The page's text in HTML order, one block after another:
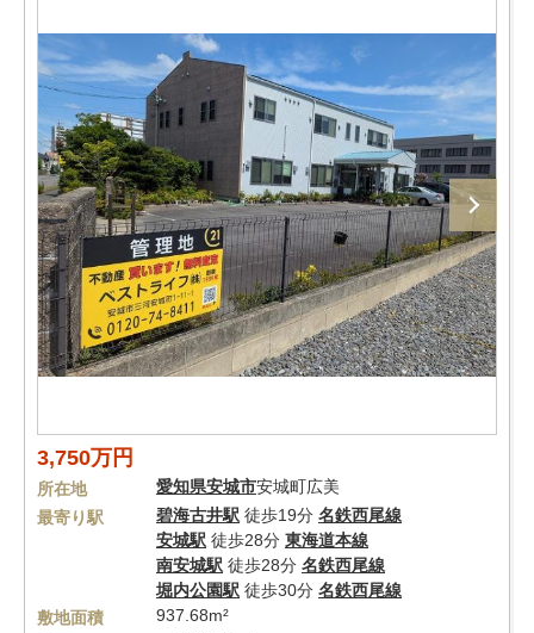
3,750万円
所在地 愛知県安城市安城町広美
最寄り駅
碧海古井駅 徒歩19分 名鉄西尾線
安城駅 徒歩28分 東海道本線
南安城駅 徒歩28分 名鉄西尾線
堀内公園駅 徒歩30分 名鉄西尾線
敷地面積
937.68m²